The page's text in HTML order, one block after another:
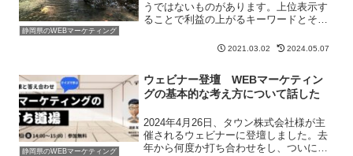
静岡県のWEBマーケティング
うではないものがあります。上位表示す
ることで利益の上がるキーワードとそう
集客できるキーワードとそうでないもの
す。
2021.03.02 2024.05.07
静岡県のWEBマーケティング
ウェビナー登壇 WEBマーケティン
グの基本的な考え方について話した
2024年4月26日、タウン株式会社様が主
催されるウェビナーに登壇しました。去
年から何度か打ち合わせをし、ついに本